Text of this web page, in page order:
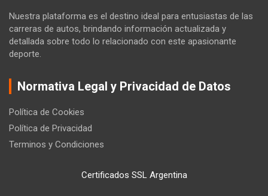
Nuestra plataforma es el destino ideal para entusiastas de las
carreras de autos, brindando información actualizada y
detallada sobre todo lo relacionado con este apasionante
deporte.
Normativa Legal y Privacidad de Datos
Política de Cookies
Política de Privacidad
Terminos y Condiciones
Certificados SSL Argentina